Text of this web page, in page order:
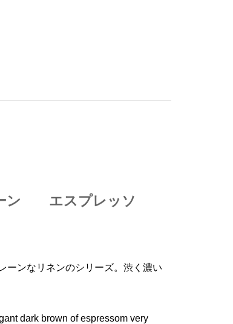
ン エスプレッソ
ーンなリネンのシリーズ。渋く濃い
dark brown of espressom very